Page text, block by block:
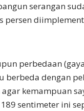
serangan
persen
perbedaan
berbeda dengan
kemampuan
sentimeter ini